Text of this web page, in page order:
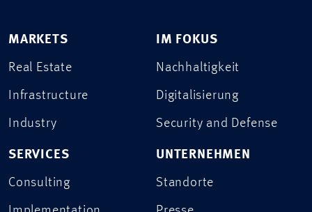
MARKETS
Real Estate
Infrastructure
Industry
SERVICES
Consulting
IM FOKUS
Nachhaltigkeit
Digitalisierung
Security and Defense
UNTERNEHMEN
Standorte